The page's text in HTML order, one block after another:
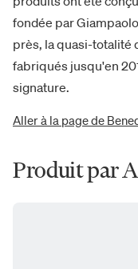
fondée par
près, la quasi-totalité
fabriqués jusqu'en
signature.
Aller à la page de
Produit par